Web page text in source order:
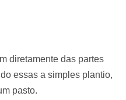
diretamente das partes
essas a simples plantio,
pasto.